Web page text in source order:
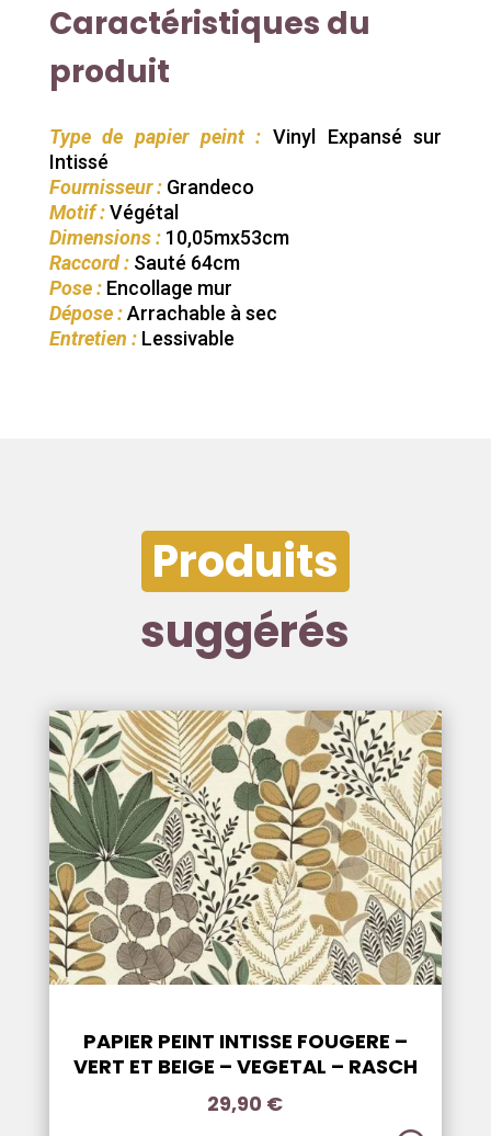
Caractéristiques du
produit
Type de papier peint : Vinyl Expansé sur
Intissé
Fournisseur :Grandeco
Motif :Végétal
Dimensions :10,05mx53cm
Raccord :Sauté 64cm
Pose :Encollage mur
Dépose :Arrachable à sec
Entretien :Lessivable
Produits
suggérés
PAPIER PEINT INTISSE FOUGERE –
VERT ET BEIGE – VEGETAL – RASCH
29,90 €